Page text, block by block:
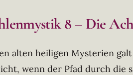
8 – Die
alten heiligen Mysterien
wenn der Pfad durch die